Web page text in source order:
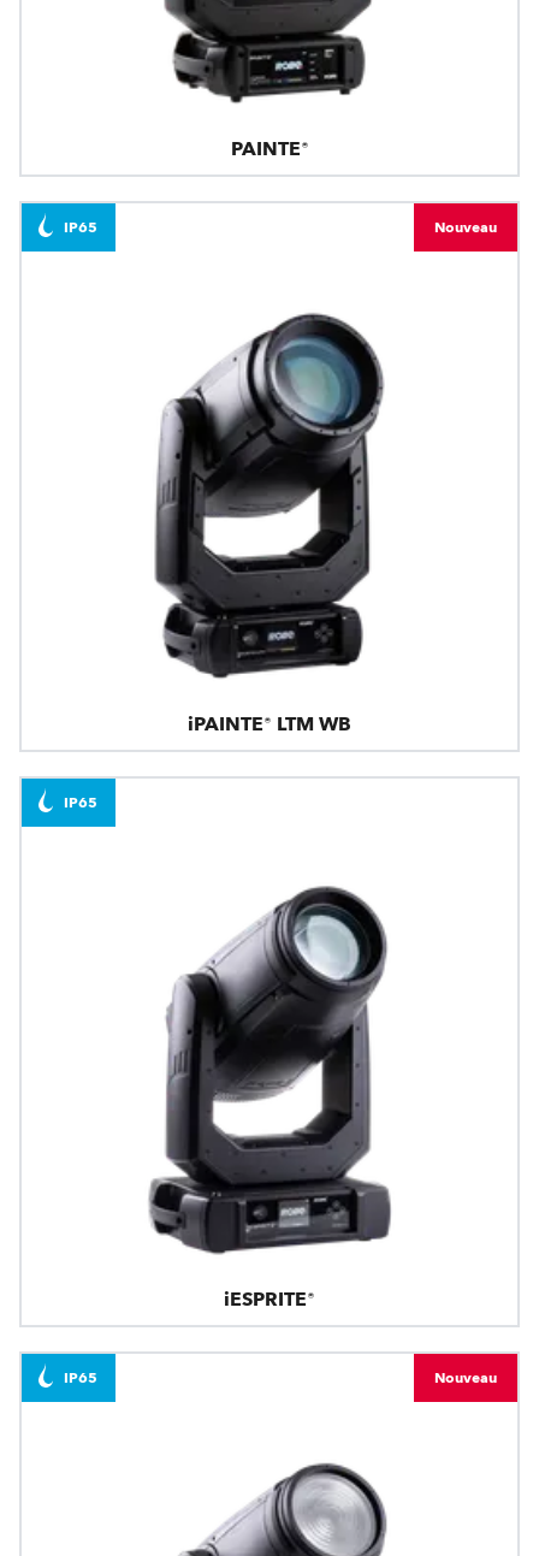
PAINTE®
iPAINTE® LTM WB
IP65 Nouveau
iESPRITE®
IP65
IP65 Nouveau